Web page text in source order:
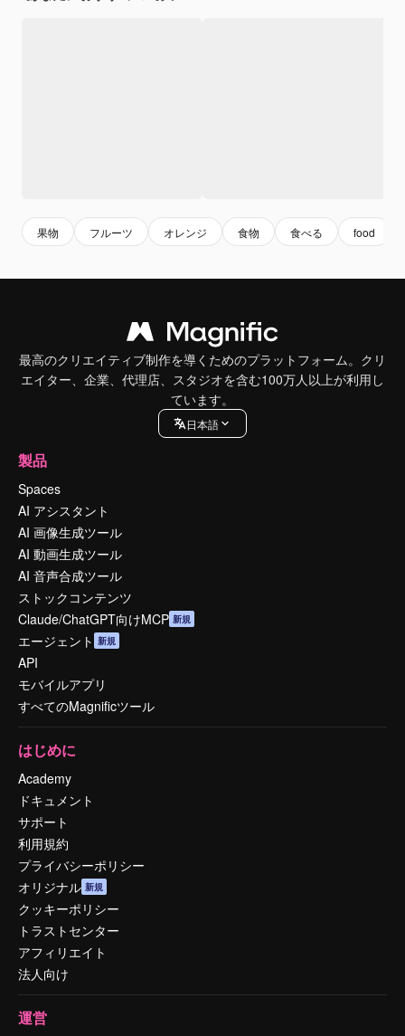
果物 フルーツ オレンジ 食物 食べる food
最高のクリエイティブ制作を導くためのプラットフォーム。クリ
エイター、企業、代理店、スタジオを含む100万人以上が利用し
ています。
日本語
製品
Spaces
AI アシスタント
AI 画像生成ツール
AI 動画生成ツール
AI 音声合成ツール
ストックコンテンツ
Claude/ChatGPT向けMCP 新規
エージェント 新規
API
モバイルアプリ
すべてのMagnificツール
はじめに
Academy
ドキュメント
サポート
利用規約
プライバシーポリシー
オリジナル 新規
クッキーポリシー
トラストセンター
アフィリエイト
法人向け
運営